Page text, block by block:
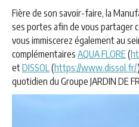
Fière de son savoir-faire, la
ses portes afin de vous partager
vous immiscerez également au
complémentaires AQUA FLORE(
et DISSOL (https://www.dissol.fr/
quotidien du Groupe JARDIN DE